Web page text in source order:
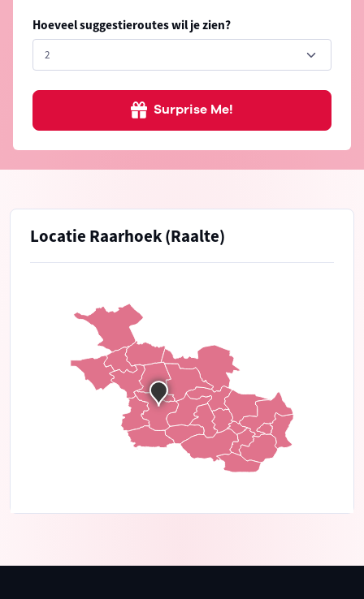
Hoeveel suggestieroutes wil je zien?
Surprise Me!
Locatie Raarhoek (Raalte)